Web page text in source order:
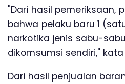
"Dari hasil pemeriksaan,
bahwa pelaku baru 1
narkotika jenis sabu-
dikomsumsi sendiri," kata
Dari hasil penjualan